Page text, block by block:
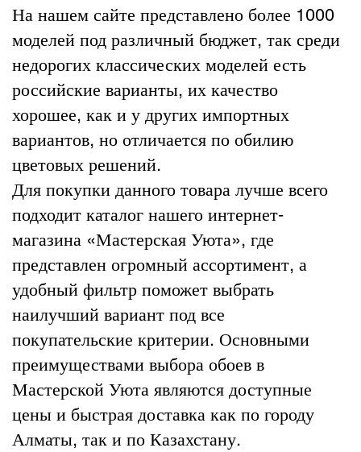
На нашем сайте представлено более 1000
моделей под различный бюджет, так среди
недорогих классических моделей есть
российские варианты, их качество
хорошее, как и у других импортных
вариантов, но отличается по обилию
цветовых решений.
Для покупки данного товара лучше всего
подходит каталог нашего интернет-
магазина «Мастерская Уюта», где
представлен огромный ассортимент, а
удобный фильтр поможет выбрать
наилучший вариант под все
покупательские критерии. Основными
преимуществами выбора обоев в
Мастерской Уюта являются доступные
цены и быстрая доставка как по городу
Алматы, так и по Казахстану.